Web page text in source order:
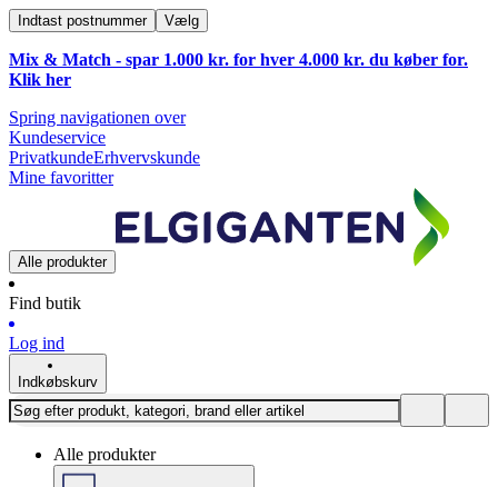
Indtast postnummer Vælg
Mix & Match - spar 1.000 kr. for hver 4.000 kr. du køber for.
Klik her
Spring navigationen over
Kundeservice
PrivatkundeErhvervskunde
Mine favoritter
Alle produkter
Find butik
Log ind
Indkøbskurv
Alle produkter